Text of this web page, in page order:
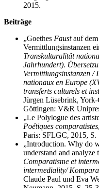
2015.
Beiträge
„Goethes Faustauf dem
Vermittlungsinstanzen
Transkulturalität
Jahrhundert).
Vermittlungsinstanzen /
nationaux en Europe
transferts culturels et
Jürgen Lüsebrink,
Göttingen: V&R
„Le Polylogue des
Poétiques comparatistes
Paris: SFLGC, 2015, S.
„Introduction. Why do
understand and analyze
Comparatisme et
intermediality/
Claude Paul und Eva